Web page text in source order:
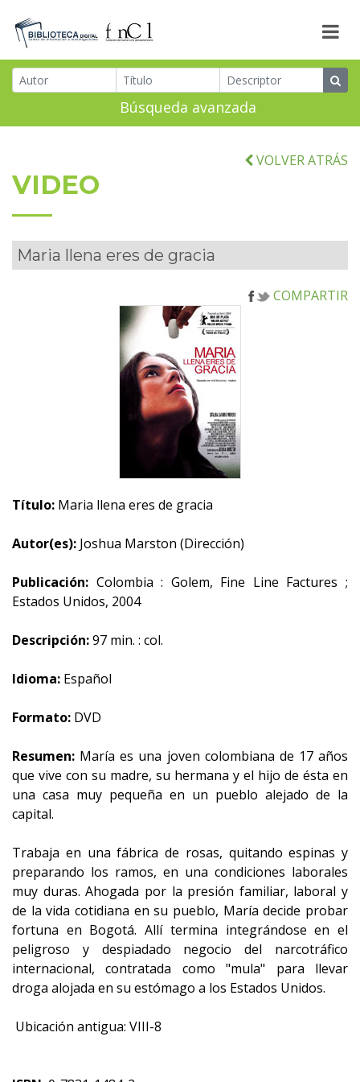
Búsqueda avanzada
VOLVER ATRÁS
VIDEO
Maria llena eres de gracia
COMPARTIR
Título: Maria llena eres de gracia
Autor(es): Joshua Marston (Dirección)
Publicación: Colombia : Golem, Fine Line Factures ;
Estados Unidos, 2004
Descripción:97 min. : col.
Idioma: Español
Formato: DVD
Resumen: María es una joven colombiana de 17 años
que vive con su madre, su hermana y el hijo de ésta en
una casa muy pequeña en un pueblo alejado de la
capital.
Trabaja en una fábrica de rosas, quitando espinas y
preparando los ramos, en una condiciones laborales
muy duras. Ahogada por la presión familiar, laboral y
de la vida cotidiana en su pueblo, María decide probar
fortuna en Bogotá. Allí termina integrándose en el
peligroso y despiadado negocio del narcotráfico
internacional, contratada como "mula" para llevar
droga alojada en su estómago a los Estados Unidos.
Ubicación antigua: VIII-8